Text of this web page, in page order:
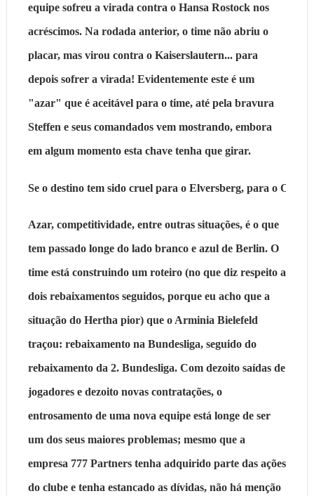
equipe sofreu a virada contra o Hansa Rostock nos
acréscimos. Na rodada anterior, o time não abriu o
placar, mas virou contra o Kaiserslautern... para
depois sofrer a virada! Evidentemente este é um
"azar" que é aceitável para o time, até pela bravura
Steffen e seus comandados vem mostrando, embora
em algum momento esta chave tenha que girar.
Se o destino tem sido cruel para o Elversberg, para o
Azar, competitividade, entre outras situações, é o que
tem passado longe do lado branco e azul de Berlin. O
time está construindo um roteiro (no que diz respeito a
dois rebaixamentos seguidos, porque eu acho que a
situação do Hertha pior) que o Arminia Bielefeld
traçou: rebaixamento na Bundesliga, seguido do
rebaixamento da 2. Bundesliga. Com dezoito saídas de
jogadores e dezoito novas contratações, o
entrosamento de uma nova equipe está longe de ser
um dos seus maiores problemas; mesmo que a
empresa 777 Partners tenha adquirido parte das ações
do clube e tenha estancado as dívidas, não há menção